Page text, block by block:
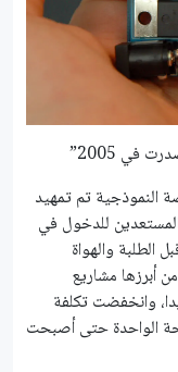
النموذجية تم تمهيد
للدخول في
الطلبة والهواة
أبرزها مشاريع
وانخفضت تكلفة
الواحدة حتى أصبحت